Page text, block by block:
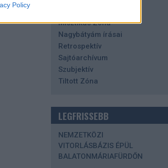
Policy
Misztikus Zóna
Nagybátyám írásai
Retrospektív
Sajtóarchívum
Szubjektív
Tiltott Zóna
LEGFRISSEBB
NEMZETKÖZI
VITORLÁSBÁZIS ÉPÜL
BALATONMÁRIAFÜRDŐN